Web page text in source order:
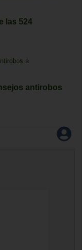
las 524
antirobos